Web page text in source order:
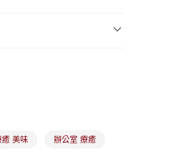
用戶可立即使用無須另外申請。
癒 美味 辦公室 療癒